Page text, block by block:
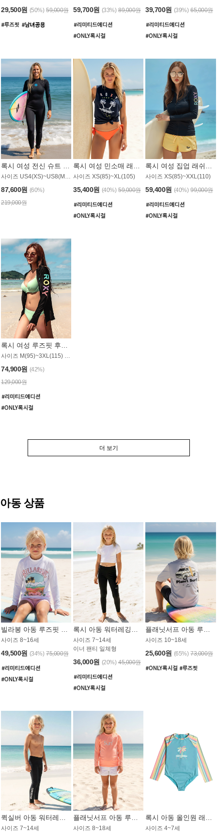
29,500원 (50%) 59,000원 59,700원 (33%) 89,000원 39,700원 (39%) 65,000원
87,600원 (60%)
219,000원
사이즈 XS(85)~XL(105)
35,400원 (40%) 59,000원
사이즈 XS(85)~XXL(110)
59,400원 (40%) 99,000원
록시 여성 루즈핏 후드 래쉬가드 WT900BRX
사이즈 M(95)~3XL(115) / 롱기장 타입
74,900원 (42%)
129,000원
더 보기
아동 상품
사이즈 8~16세
49,500원 (34%) 75,000원
사이즈 7~14세
이너 팬티 일체형
36,000원 (20%) 45,000원
사이즈 10~18세
25,600원 (65%) 73,000원
사이즈 7~14세
사이즈 8~18세 사이즈 4~7세